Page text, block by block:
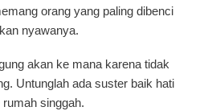
orang yang paling dibenci
nyawanya.
akan ke mana karena tidak
Untunglah ada suster baik hati
singgah.